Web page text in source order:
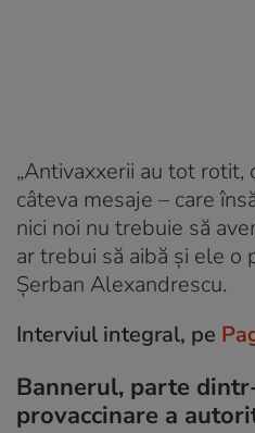
„Antivaxxerii au tot rotit,
câteva mesaje – care
nici noi nu trebuie să
ar trebui să aibă și ele o
Șerban Alexandrescu.
Interviul integral, pe
Bannerul, parte
provaccinare a